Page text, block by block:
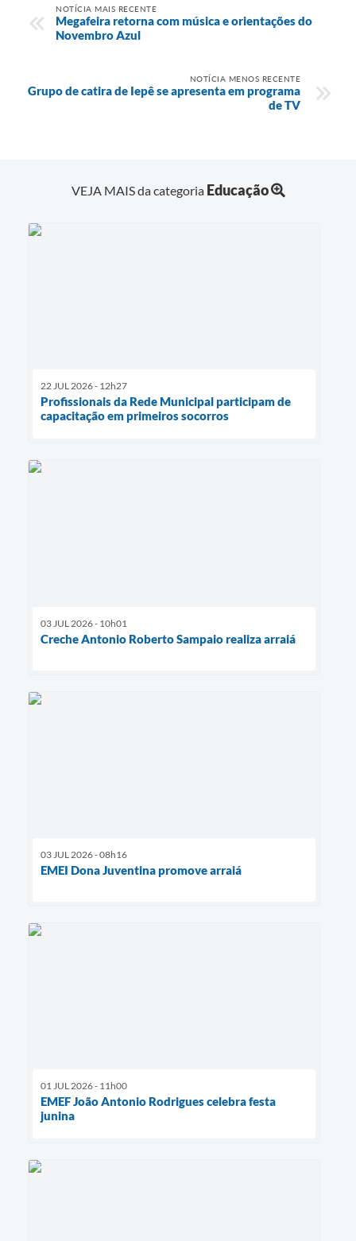
NOTÍCIA MAIS RECENTE
Megafeira retorna com música e orientações do
Novembro Azul
NOTÍCIA MENOS RECENTE
Grupo de catira de Iepê se apresenta em programa
de TV
VEJA MAIS da categoria Educação
22 JUL 2026 - 12h27
Profissionais da Rede Municipal participam de
capacitação em primeiros socorros
03 JUL 2026 - 10h01
Creche Antonio Roberto Sampaio realiza arraiá
03 JUL 2026 - 08h16
EMEI Dona Juventina promove arraiá
01 JUL 2026 - 11h00
EMEF João Antonio Rodrigues celebra festa
junina